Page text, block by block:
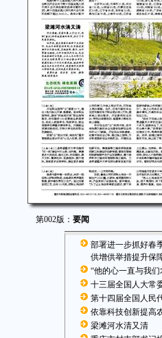
第002版： 要闻
部署进一步抓好春
供增供举措提升保
“他的心一直与我
十三届全国人大常
第十四届全国人民
依靠科技创新提高
梁滩河水清又清